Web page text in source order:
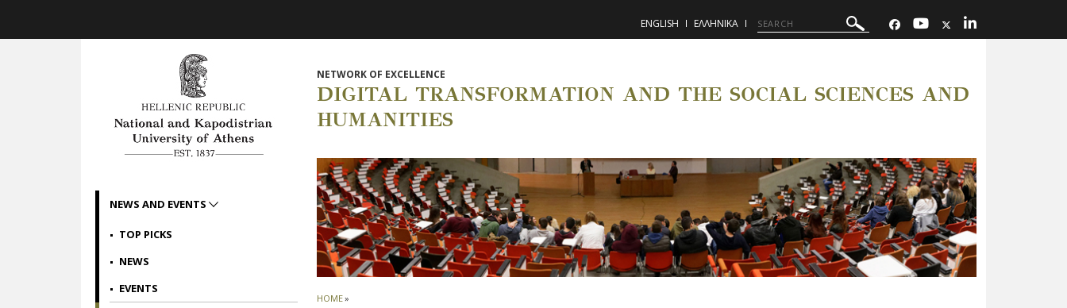
ENGLISH ΕΛΛΗΝΙΚΑ
NETWORK OF EXCELLENCE
DIGITAL TRANSFORMATION AND THE SOCIAL SCIENCES AND
HUMANITIES
HOME»
NEWS AND EVENTS
TOP PICKS
NEWS
EVENTS